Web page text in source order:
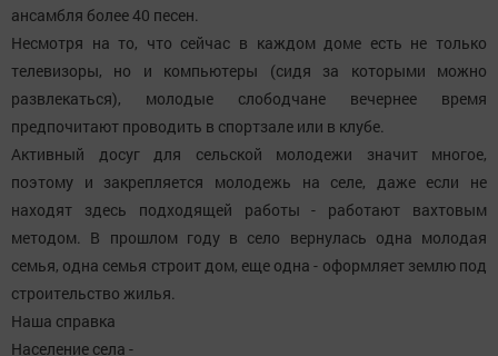
ансамбля более 40 песен.
Несмотря на то, что сейчас в каждом доме есть не только
телевизоры, но и компьютеры (сидя за которыми можно
развлекаться), молодые слободчане вечернее время
предпочитают проводить в спортзале или в клубе.
Активный досуг для сельской молодежи значит многое,
поэтому и закрепляется молодежь на селе, даже если не
находят здесь подходящей работы - работают вахтовым
методом. В прошлом году в село вернулась одна молодая
семья, одна семья строит дом, еще одна - оформляет землю под
строительство жилья.
Наша справка
Население села -